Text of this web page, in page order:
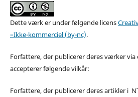
Dette værk er under følgende licens
–Ikke-kommerciel (by-nc).
Forfattere, der publicerer deres værker
accepterer følgende vilkår:
Forfattere, der publicerer deres artikler i